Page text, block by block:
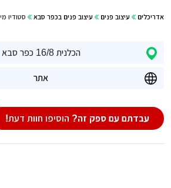
אדריכלים עיצוב פנים עיצוב פנים בכפר סבא סטודיו
הכלנית 16/8 כפר סבא
אתר
עבדתם עם ספק זה? הוסיפו חוות דעת!